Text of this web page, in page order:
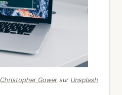
Christopher Gower sur Unsplash